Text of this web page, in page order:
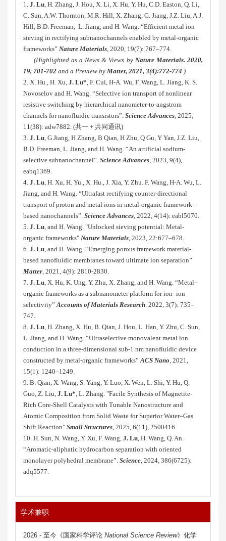
1. J. Lu, H. Zhang, J. Hou, X. Li, X. Hu, Y. Hu, C.D. Easton, Q. Li,
C. Sun, A.W. Thornton, M.R. Hill, X. Zhang, G. Jiang, J.Z. Liu, A.J.
Hill, B.D. Freeman, L. Jiang, and H. Wang. “Efficient metal ion
sieving in rectifying subnanochannels enabled by metal-organic
frameworks” Nature Materials, 2020, 19(7): 767–774.
(Highlighted as a News & Views by Nature Materials. 2020,
19, 701-702 and a Preview by Matter, 2021, 3(4):772-774 )
2. X. Hu., H. Xu, J. Lu*, F. Cui, H-A. Wu, F. Wang, L. Jiang, K. S.
Novoselov and H. Wang. “Selective ion transport of nonlinear
resistive switching by hierarchical nanometer-to-angstrom
channels for nanofluidic transistors”. Science Advances, 2025,
11(38): adw7882. (共一 + 共同通讯)
3. J. Lu, G Jiang, H Zhang, B Qian, H Zhu, Q Gu, Y Yan, J.Z. Liu,
B.D. Freeman, L. Jiang, and H. Wang. “An artificial sodium-
selective subnanochannel”. Science Advances, 2023, 9(4),
eabq1369.
4. J. Lu, H. Xu, H. Yu., X. Hu., J. Xia, Y. Zhu. F. Wang, H-A. Wu, L.
Jiang, and H. Wang. “Ultrafast rectifying counter-directional
transport of proton and metal ions in metal-organic framework-
based nanochannels”. Science Advances, 2022, 4(14): eabl5070.
5. J. Lu, and H. Wang. "Unlocked sieving potential: Metal-
organic frameworks" Nature Materials, 2023, 22:677–678.
6. J. Lu, and H. Wang. “Emerging porous framework material-
based nanofluidic membranes toward ultimate ion separation”
Matter, 2021, 4(9): 2810-2830.
7. J. Lu, X. Hu, K. Ung, Y. Zhu, X. Zhang, and H. Wang. “Metal–
organic frameworks as a subnanometer platform for ion–ion
selectivity”Accounts of Materials Research. 2022, 3(7): 735–
747.
8. J. Lu, H. Zhang, X. Hu, B. Qian, J. Hou, L. Han, Y. Zhu, C. Sun,
L. Jiang, and H. Wang. “Ultraselective monovalent metal ion
conduction in a three-dimensional sub-1 nm nanofluidic device
constructed by metal-organic frameworks”ACS Nano, 2021,
15(1): 1240–1249.
9. B. Qian, X. Wang, S. Yang, Y. Luo, X. Wen, L. Shi, Y. Hu, Q.
Guo, Z. Liu, J. Lu*, L. Zhang. "Facile Synthesis of Magnetite‐
Rich Core‐Shell Catalysts with Tunable Nanostructure and
Atomic Composition from Solid Waste for Superior Water–Gas
Shift Reaction" Small Structures, 2025, 6(11), 2500416.
10. H. Sun, N. Wang, Y. Xu, F. Wang, J. Lu, H. Wang, Q. An.
“Aromatic-aliphatic hydrocarbon separation with oriented
monolayer polyhedral membrane”. Science, 2024, 386(6725):
adq5577.
学术兼职
2026 - 至今《国家科学评论 National Science Review》 化学